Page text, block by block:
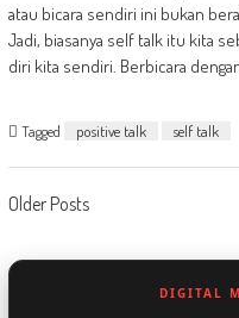
atau bicara sendiri ini bukan
Jadi, biasanya self talk itu kita
diri kita sendiri. Berbicara
Tagged positive talk self talk
Posts
navigation
Older Posts
DIGITAL